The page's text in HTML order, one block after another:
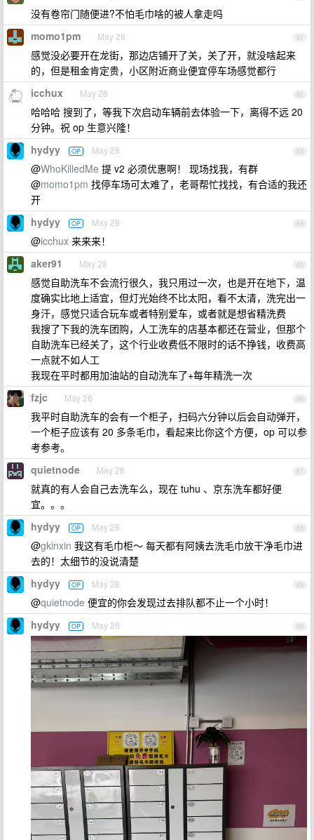
没有卷帘门随便进?不怕毛巾啥的被人拿走吗
81
momo1pm May 28
感觉没必要开在龙街，那边店铺开了关，关了开，就没啥起来
的，但是租金肯定贵，小区附近商业便宜停车场感觉都行
82
icchux May 28
哈哈哈 搜到了，等我下次启动车辆前去体验一下，离得不远 20
分钟。祝 op 生意兴隆！
83
hydyy OP May 28
@WhoKilledMe 提 v2 必须优惠啊！ 现场找我，有群
@momo1pm 找停车场可太难了，老哥帮忙找找，有合适的我还
开
84
hydyy OP May 28
@icchux 来来来！
85
aker91 May 28
感觉自助洗车不会流行很久，我只用过一次，也是开在地下，温
度确实比地上适宜，但灯光始终不比太阳，看不太清，洗完出一
身汗，感觉只适合玩车或者特别爱车，或者就是想省精洗费
我搜了下我的洗车团购，人工洗车的店基本都还在营业，但那个
自助洗车已经关了，这个行业收费低不限时的话不挣钱，收费高
一点就不如人工
我现在平时都用加油站的自动洗车了+每年精洗一次
86
fzjc May 28
我平时自助洗车的会有一个柜子，扫码六分钟以后会自动弹开，
一个柜子应该有 20 多条毛巾，看起来比你这个方便，op 可以参
考参考。
87
quietnode May 28
就真的有人会自己去洗车么，现在 tuhu 、京东洗车都好便
宜。。。
88
hydyy OP May 28
@gkinxin 我这有毛巾柜～ 每天都有阿姨去洗毛巾放干净毛巾进
去的！太细节的没说清楚
89
hydyy OP May 28
@quietnode 便宜的你会发现过去排队都不止一个小时！
90
hydyy OP May 28